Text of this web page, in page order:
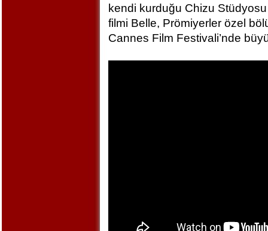
kendi kurduğu Chizu
filmi Belle, Prömiyerler özel
Cannes Film Festivali’nde